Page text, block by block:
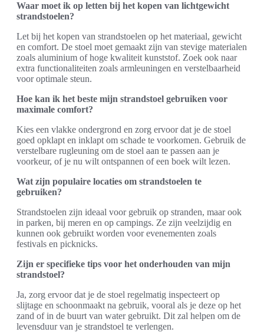
Waar moet ik op letten bij het kopen van lichtgewicht
strandstoelen?
Let bij het kopen van strandstoelen op het materiaal, gewicht
en comfort. De stoel moet gemaakt zijn van stevige materialen
zoals aluminium of hoge kwaliteit kunststof. Zoek ook naar
extra functionaliteiten zoals armleuningen en verstelbaarheid
voor optimale steun.
Hoe kan ik het beste mijn strandstoel gebruiken voor
maximale comfort?
Kies een vlakke ondergrond en zorg ervoor dat je de stoel
goed opklapt en inklapt om schade te voorkomen. Gebruik de
verstelbare rugleuning om de stoel aan te passen aan je
voorkeur, of je nu wilt ontspannen of een boek wilt lezen.
Wat zijn populaire locaties om strandstoelen te
gebruiken?
Strandstoelen zijn ideaal voor gebruik op stranden, maar ook
in parken, bij meren en op campings. Ze zijn veelzijdig en
kunnen ook gebruikt worden voor evenementen zoals
festivals en picknicks.
Zijn er specifieke tips voor het onderhouden van mijn
strandstoel?
Ja, zorg ervoor dat je de stoel regelmatig inspecteert op
slijtage en schoonmaakt na gebruik, vooral als je deze op het
zand of in de buurt van water gebruikt. Dit zal helpen om de
levensduur van je strandstoel te verlengen.